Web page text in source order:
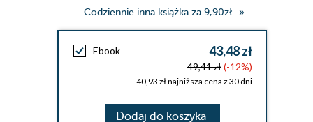
Codziennie inna książka za 9,90zł
Ebook 43,48 zł
49,41 zł(-12%)
40,93 zł najniższa cena z 30 dni
Dodaj do koszyka